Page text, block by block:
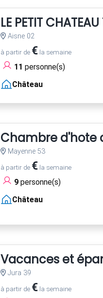
LE PETIT
Aisne 02
à partir de €la semaine
11 personne(s)
Château
Chambre d'hote
Mayenne 53
à partir de €la semaine
9personne(s)
Château
Vacances et
Jura 39
à partir de €la semaine